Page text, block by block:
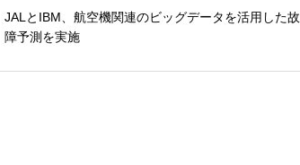
JALとIBM、航空機関連のビッグデータを活用した故
障予測を実施